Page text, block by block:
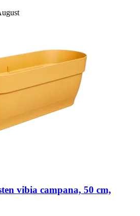
vibia campana, 50 cm,